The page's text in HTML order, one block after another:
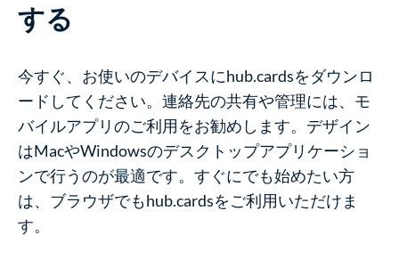
する
今すぐ、お使いのデバイスにhub.cardsをダウンロ
ードしてください。連絡先の共有や管理には、モ
バイルアプリのご利用をお勧めします。デザイン
はMacやWindowsのデスクトップアプリケーショ
ンで行うのが最適です。すぐにでも始めたい方
は、ブラウザでもhub.cardsをご利用いただけま
す。